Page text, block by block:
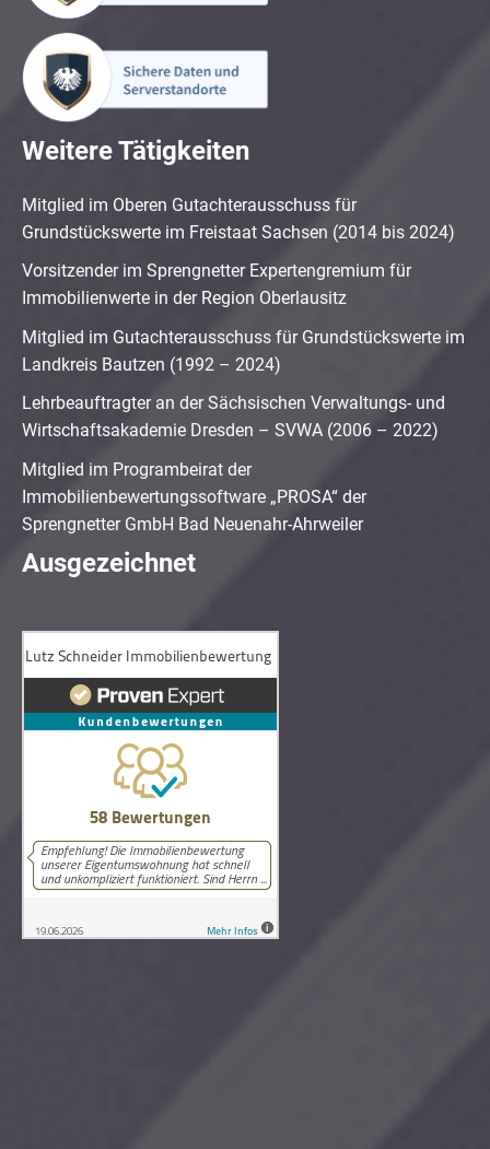
Weitere Tätigkeiten
Mitglied im Oberen Gutachterausschuss für
Grundstückswerte im Freistaat Sachsen (2014 bis 2024)
Vorsitzender im Sprengnetter Expertengremium für
Immobilienwerte in der Region Oberlausitz
Mitglied im Gutachterausschuss für Grundstückswerte im
Landkreis Bautzen (1992 – 2024)
Lehrbeauftragter an der Sächsischen Verwaltungs- und
Wirtschaftsakademie Dresden – SVWA (2006 – 2022)
Mitglied im Programbeirat der
Immobilienbewertungssoftware „PROSA“ der
Sprengnetter GmbH Bad Neuenahr-Ahrweiler
Ausgezeichnet